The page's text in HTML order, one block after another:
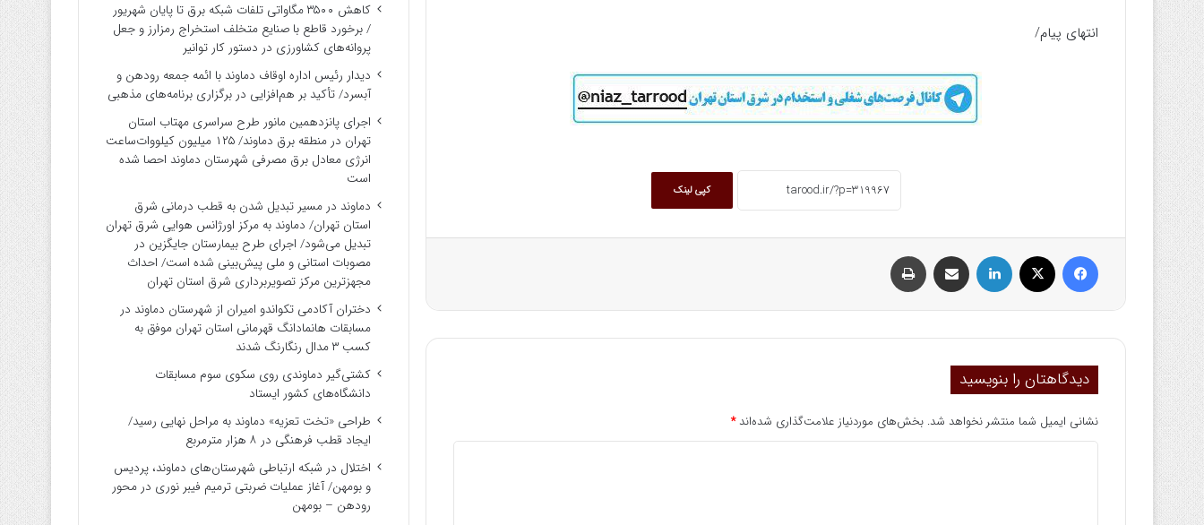
انتهای پیام/
کپی لینک
ایکس
دیدگاهتان را بنویسید
نشانی ایمیل شما منتشر نخواهد شد. بخش‌های موردنیاز علامت‌گذاری شده‌اند*
کاهش ۳۵۰۰ مگاواتی تلفات شبکه برق تا پایان شهریور
/ برخورد قاطع با صنایع متخلف استخراج رمزارز و جعل
پروانه‌های کشاورزی در دستور کار توانیر
دیدار رئیس اداره اوقاف دماوند با ائمه جمعه رودهن و
آبسرد/ تأکید بر هم‌افزایی در برگزاری برنامه‌های مذهبی
اجرای پانزدهمین مانور طرح سراسری مهتاب استان
تهران در منطقه برق دماوند/ ۱۲۵ میلیون کیلووات‌ساعت
انرژی معادل برق مصرفی شهرستان دماوند احصا شده
است
دماوند در مسیر تبدیل شدن به قطب درمانی شرق
استان تهران/ دماوند به مرکز اورژانس هوایی شرق تهران
تبدیل می‌شود/ اجرای طرح بیمارستان جایگزین در
مصوبات استانی و ملی پیش‌بینی شده است/ احداث
مجهزترین مرکز تصویربرداری شرق استان تهران
دختران آکادمی تکواندو امیران از شهرستان دماوند در
مسابقات هانمادانگ قهرمانی استان تهران موفق به
کسب ۳ مدال رنگارنگ شدند
کشتی‌گیر دماوندی روی سکوی سوم مسابقات
دانشگاه‌های کشور ایستاد
طراحی «تخت تعزیه» دماوند به مراحل نهایی رسید/
ایجاد قطب فرهنگی در ۸ هزار مترمربع
اختلال در شبکه ارتباطی شهرستان‌های دماوند، پردیس
و بومهن/ آغاز عملیات ضربتی ترمیم فیبر نوری در محور
رودهن – بومهن